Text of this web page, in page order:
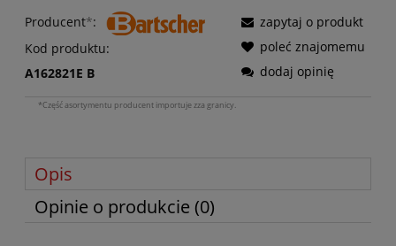
Producent*:
Kod produktu:
A162821E B
zapytaj o produkt
poleć znajomemu
dodaj opinię
*Część asortymentu producent importuje zza granicy.
Opis
Opinie o produkcie (0)